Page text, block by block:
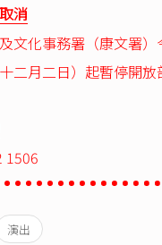
消
文化事務署（康文署
二月二日）起暫停開
1506
演出